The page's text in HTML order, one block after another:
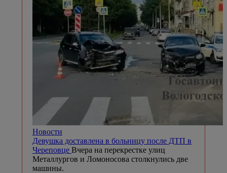
Новости
Девушка доставлена в больницу после ДТП в
Череповце Вчера на перекрестке улиц
Металлургов и Ломоносова столкнулись две
машины.